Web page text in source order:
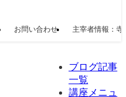
お問い合わせ 主宰者情報：寺
ブログ記事
一覧
講座メニュ